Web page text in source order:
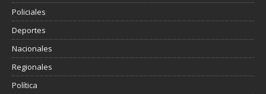
Policiales
Deportes
Nacionales
Regionales
Política